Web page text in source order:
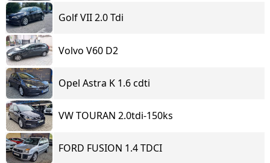
Golf VII 2.0 Tdi
Volvo V60 D2
Opel Astra K 1.6 cdti
VW TOURAN 2.0tdi-150ks
FORD FUSION 1.4 TDCI